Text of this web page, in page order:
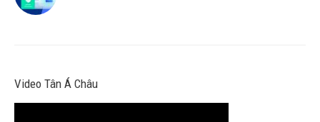
Video Tân Á Châu